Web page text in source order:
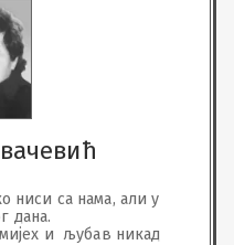
ниси са нама, али у
дана.
и  љубав никад